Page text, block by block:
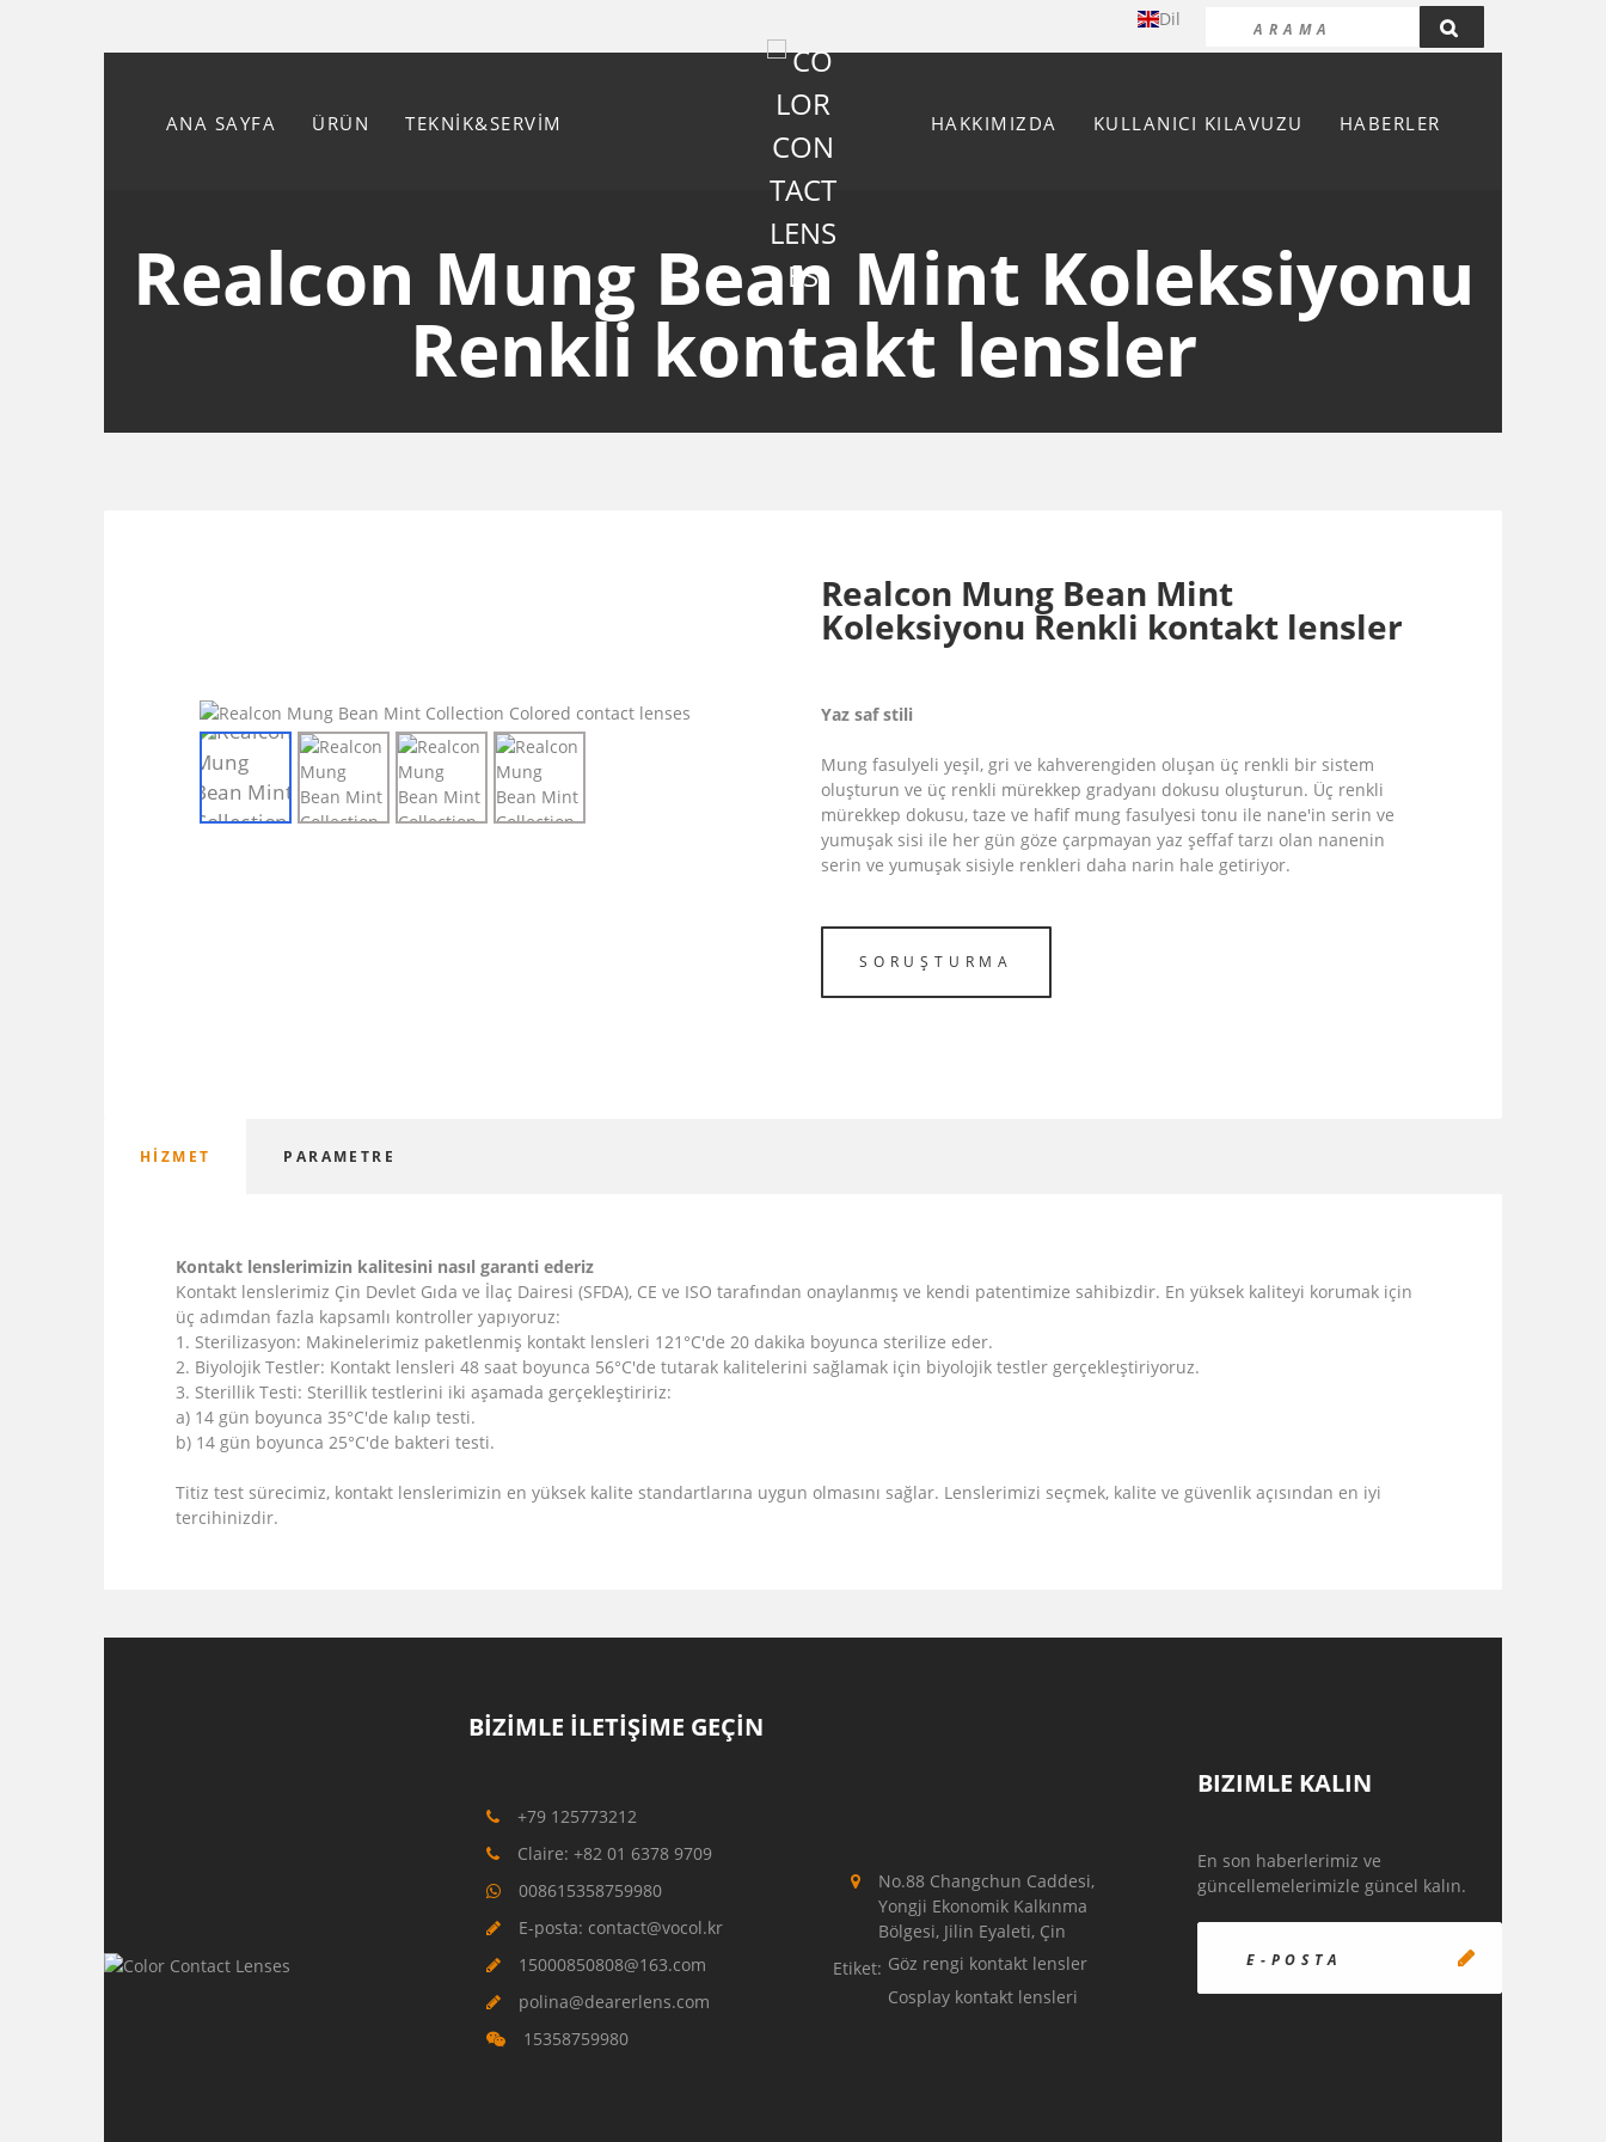
Dil
ANA SAYFA ÜRÜN TEKNİK&SERVİM HAKKIMIZDA KULLANICI KILAVUZU HABERLER
Realcon Mung Bean Mint Koleksiyonu
Renkli kontakt lensler
Realcon Mung Bean Mint
Koleksiyonu Renkli kontakt lensler
Yaz saf stili
Mung fasulyeli yeşil, gri ve kahverengiden oluşan üç renkli bir sistem
oluşturun ve üç renkli mürekkep gradyanı dokusu oluşturun. Üç renkli
mürekkep dokusu, taze ve hafif mung fasulyesi tonu ile nane'in serin ve
yumuşak sisi ile her gün göze çarpmayan yaz şeffaf tarzı olan nanenin
serin ve yumuşak sisiyle renkleri daha narin hale getiriyor.
SORUŞTURMA
HIZMET PARAMETRE
Kontakt lenslerimizin kalitesini nasıl garanti ederiz
Kontakt lenslerimiz Çin Devlet Gıda ve İlaç Dairesi (SFDA), CE ve ISO tarafından onaylanmış ve kendi patentimize sahibizdir. En yüksek kaliteyi korumak için
üç adımdan fazla kapsamlı kontroller yapıyoruz:
1. Sterilizasyon: Makinelerimiz paketlenmiş kontakt lensleri 121°C'de 20 dakika boyunca sterilize eder.
2. Biyolojik Testler: Kontakt lensleri 48 saat boyunca 56°C'de tutarak kalitelerini sağlamak için biyolojik testler gerçekleştiriyoruz.
3. Sterillik Testi: Sterillik testlerini iki aşamada gerçekleştiririz:
a) 14 gün boyunca 35°C'de kalıp testi.
b) 14 gün boyunca 25°C'de bakteri testi.
Titiz test sürecimiz, kontakt lenslerimizin en yüksek kalite standartlarına uygun olmasını sağlar. Lenslerimizi seçmek, kalite ve güvenlik açısından en iyi
tercihinizdir.
BIZIMLE İLETIŞIME GEÇIN
+79 125773212
Claire: +82 01 6378 9709
008615358759980
E-posta: contact@vocol.kr
15000850808@163.com
polina@dearerlens.com
15358759980
No.88 Changchun Caddesi,
Yongji Ekonomik Kalkınma
Bölgesi, Jilin Eyaleti, Çin
Etiket: Göz rengi kontakt lensler
Cosplay kontakt lensleri
BIZIMLE KALIN
En son haberlerimiz ve
güncellemelerimizle güncel kalın.